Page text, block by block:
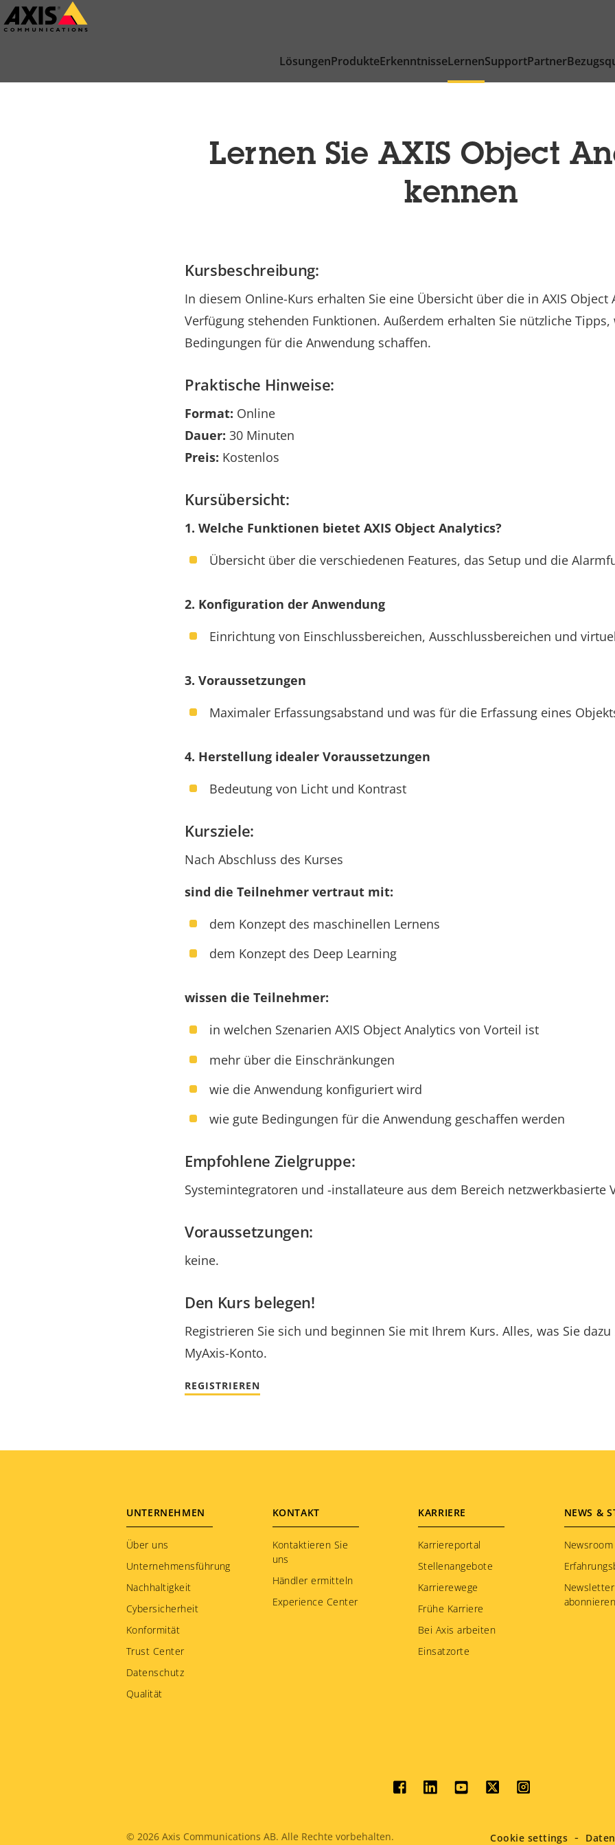
Zum
Hauptinhalt
LösungenProdukteErkenntnisseLernenSupportPartner
Lernen Sie AXIS Object
kennen
Kursbeschreibung:
In diesem Online-Kurs erhalten Sie eine Übersicht über die in AXIS Object
Verfügung stehenden Funktionen. Außerdem erhalten Sie nützliche Tipps,
Bedingungen für die Anwendung schaffen.
Praktische Hinweise:
Format: Online
Dauer: 30 Minuten
Preis: Kostenlos
Kursübersicht:
1. Welche Funktionen bietet AXIS Object Analytics?
Übersicht über die verschiedenen Features, das Setup und die
2. Konfiguration der Anwendung
Einrichtung von Einschlussbereichen, Ausschlussbereichen und
3. Voraussetzungen
Maximaler Erfassungsabstand und was für die Erfassung eines
4. Herstellung idealer Voraussetzungen
Bedeutung von Licht und Kontrast
Kursziele:
Nach Abschluss des Kurses
sind die Teilnehmer vertraut mit:
dem Konzept des maschinellen Lernens
dem Konzept des Deep Learning
wissen die Teilnehmer:
in welchen Szenarien AXIS Object Analytics von Vorteil ist
mehr über die Einschränkungen
wie die Anwendung konfiguriert wird
wie gute Bedingungen für die Anwendung geschaffen werden
Empfohlene Zielgruppe:
Systemintegratoren und -installateure aus dem Bereich netzwerkbasierte
Voraussetzungen:
keine.
Den Kurs belegen!
Registrieren Sie sich und beginnen Sie mit Ihrem Kurs. Alles, was Sie
MyAxis-Konto.
REGISTRIEREN
Footer
menu
UNTERNEHMEN
Über uns
Unternehmensführung
Nachhaltigkeit
Cybersicherheit
Konformität
Trust Center
Datenschutz
Qualität
KONTAKT
Kontaktieren Sie
uns
Händler ermitteln
Experience Center
KARRIERE
Karriereportal
Stellenangebote
Karrierewege
Frühe Karriere
Bei Axis arbeiten
Einsatzorte
NEWS &
Newsroom
Newsletter
abonnieren
Social
menu
© 2026 Axis Communications AB. Alle Rechte vorbehalten. Cookie settings